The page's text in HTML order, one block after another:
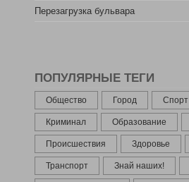
Перезагрузка бульвара
ПОПУЛЯРНЫЕ ТЕГИ
Общество Город Спорт
Криминал Образование
Происшествия Здоровье
Транспорт Знай наших!